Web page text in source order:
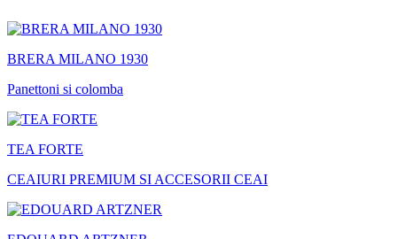
BRERA MILANO 1930
Panettoni si colomba
TEA FORTE
CEAIURI PREMIUM SI ACCESORII CEAI